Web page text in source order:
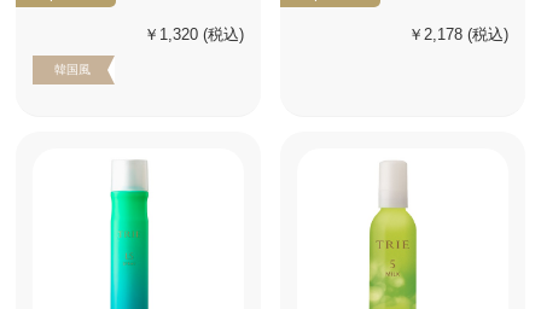
￥1,320 (税込)
韓国風
￥2,178 (税込)